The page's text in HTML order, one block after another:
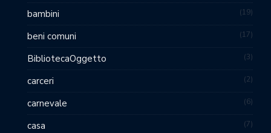
bambini 19
beni comuni 17
BibliotecaOggetto 3
carceri 2
carnevale 6
casa 7